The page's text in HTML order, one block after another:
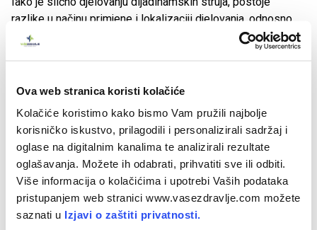
Ova web stranica koristi kolačiće
Kolačiće koristimo kako bismo Vam pružili najbolje
korisničko iskustvo, prilagodili i personalizirali sadržaj i
oglase na digitalnim kanalima te analizirali rezultate
oglašavanja. Možete ih odabrati, prihvatiti sve ili odbiti.
Više informacija o kolačićima i upotrebi Vaših podataka
pristupanjem web stranici www.vasezdravlje.com možete
saznati u Izjavi o zaštiti privatnosti.
razlike u načinu primjene i lokalizaciji djelovanja, odnosno
postiže se dublje djelovanje i bolja podnošljivost. Mogu se
primijeniti s vibracijskom masažom, s tim da je prije
prilagođava indikaciji. Time se poboljšava učinak
bolesnici mogu podnijeti veću jakost struje nego što se
može primijeniti kod dijadinamskih struja ili standardne
interferentne struje. Tako se postiže veći terapijski učinak u
dubini tkiva.
Indikacije